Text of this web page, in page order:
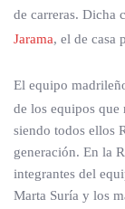
de carreras. Dicha
Jarama, el de casa
El equipo
de los equipos que
siendo todos ellos
generación. En la
integrantes del
Marta Suría y los